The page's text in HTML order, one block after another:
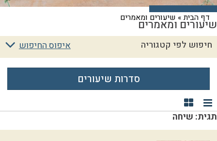
דף הבית» שיעורים ומאמרים
שיעורים ומאמרים
איפוס החיפוש חיפוש לפי קטגוריה
סדרות שיעורים
תצוגת רשימה
תצוגת קוביות
תגית: שיחה